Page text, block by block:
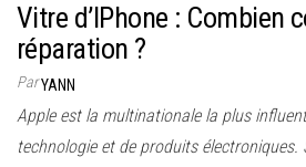
Vitre d’IPhone : Combien
réparation ?
ParYANN
Apple est la multinationale la plus
technologie et de produits électroniques.